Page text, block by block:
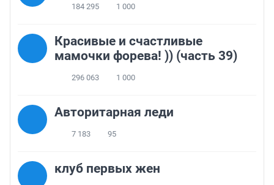
184 295 1 000
Красивые и счастливые
мамочки форева! )) (часть 39)
296 063 1 000
Авторитарная леди
7 183 95
клуб первых жен